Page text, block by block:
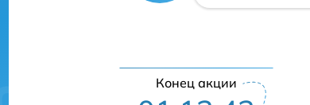
Конец акции